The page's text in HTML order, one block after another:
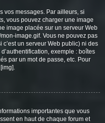
vos messages. Par ailleurs, si
vous pouvez charger une image
image placée sur un serveur Web
image.gif. Vous ne pouvez pas
un serveur Web public) ni des
exemple : boîtes
par un mot de passe, etc. Pour
importantes que vous
en haut de chaque forum et